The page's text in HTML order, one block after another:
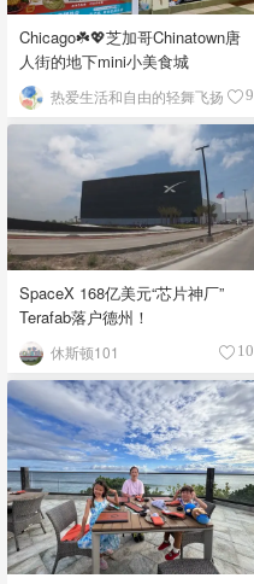
Chicago☘️💖芝加哥Chinatown唐
人街的地下mini小美食城
热爱生活和自由的轻舞飞扬 9
SpaceX 168亿美元“芯片神厂”
Terafab落户德州！
休斯顿101 10